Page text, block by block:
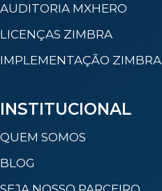
AUDITORIA MXHERO
LICENÇAS ZIMBRA
IMPLEMENTAÇÃO ZIMBRA
INSTITUCIONAL
QUEM SOMOS
BLOG